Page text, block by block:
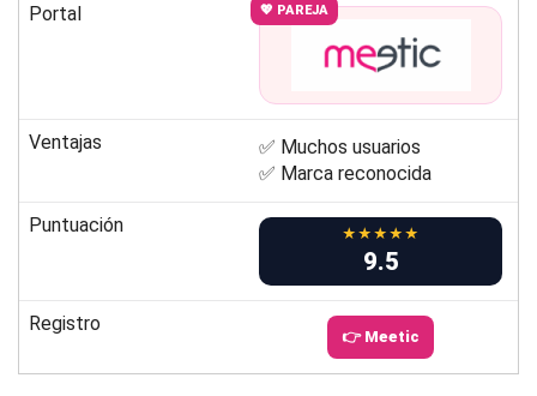
Portal 💖 PAREJA
Ventajas
✅ Muchos usuarios
✅ Marca reconocida
Puntuación ★★★★★
9.5
Registro
👉 Meetic